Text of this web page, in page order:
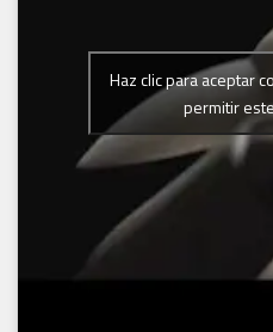
Haz clic para aceptar
permitir